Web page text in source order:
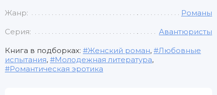
Жанр: Романы
Серия: Авантюристы
Книга в подборках: Женский роман,
Любовные
испытания, Молодежная литература,
Романтическая эротика